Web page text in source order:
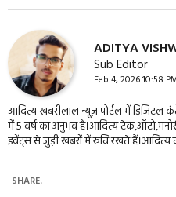
ADITYA
Sub Editor
Feb 4, 2026 10:58
आदित्य खबरीलाल न्यूज़ पोर्टल में डिजिटल
में 5 वर्ष का अनुभव है।आदित्य
इवेंट्स से जुड़ी खबरों में रुचि रखते हैं।आदित्य
SHARE.